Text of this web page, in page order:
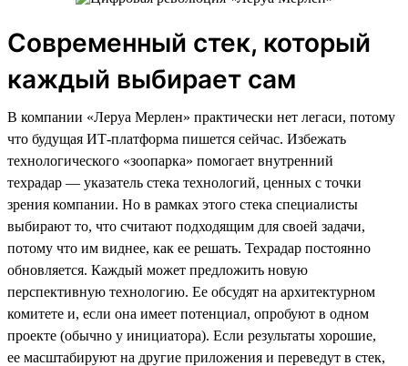
Современный стек, который
каждый выбирает сам
В компании «Леруа Мерлен» практически нет легаси, потому
что будущая ИТ-платформа пишется сейчас. Избежать
технологического «зоопарка» помогает внутренний
техрадар — указатель стека технологий, ценных с точки
зрения компании. Но в рамках этого стека специалисты
выбирают то, что считают подходящим для своей задачи,
потому что им виднее, как ее решать. Техрадар постоянно
обновляется. Каждый может предложить новую
перспективную технологию. Ее обсудят на архитектурном
комитете и, если она имеет потенциал, опробуют в одном
проекте (обычно у инициатора). Если результаты хорошие,
ее масштабируют на другие приложения и переведут в стек,